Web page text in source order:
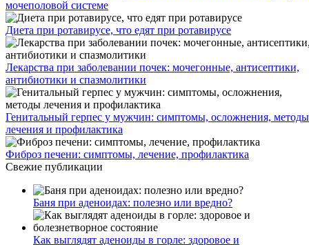
мочеполовой системе
Диета при ротавирусе, что едят при ротавирусе
Лекарства при заболевании почек: мочегонные, антисептики,
антибиотики и спазмолитики
Генитальный герпес у мужчин: симптомы, осложнения, методы
лечения и профилактика
Фиброз печени: симптомы, лечение, профилактика
Свежие публикации
Баня при аденоидах: полезно или вредно?
Как выглядят аденоиды в горле: здоровое и